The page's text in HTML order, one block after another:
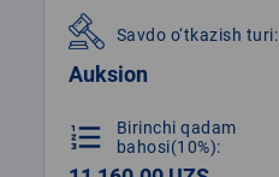
Savdo o‘tkazish turi:
Auksion
format_list_numbered
Birinchi qadam
bahosi(10%):